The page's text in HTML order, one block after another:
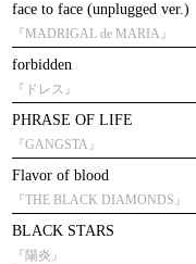
face to face (unplugged ver.)
『MADRIGAL de MARIA』
forbidden
『ドレス』
PHRASE OF LIFE
『GANGSTA』
Flavor of blood
『THE BLACK DIAMONDS』
BLACK STARS
『陽炎』